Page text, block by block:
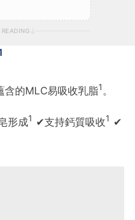
含的MLC易吸收乳脂1 。
形成1 ✔支持鈣質吸收1 ✔